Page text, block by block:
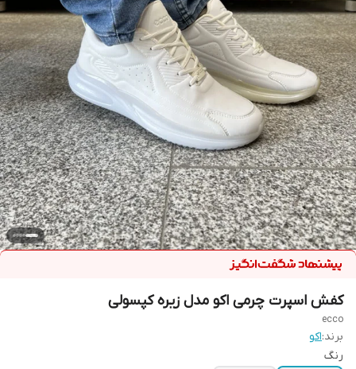
کفش اسپرت چرمی اکو مدل زیره کپسولی
ecco
برند:اکو
رنگ